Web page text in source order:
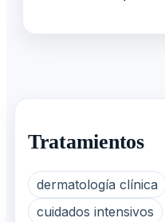
Tratamientos
dermatología clínica
cuidados intensivos